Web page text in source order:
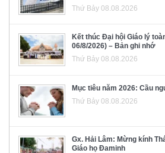
Thứ Bảy 08.08.2026
Kết thúc Đại hội Giáo lý
06/8/2026) – Bản ghi nhớ
Thứ Bảy 08.08.2026
Mục tiêu năm 2026: Cầu
Thứ Bảy 08.08.2026
Gx. Hải Lâm: Mừng kính
Giáo họ Đaminh